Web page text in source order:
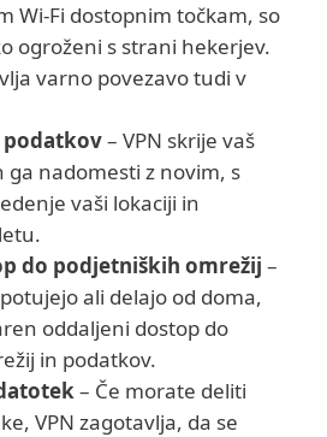
Wi-Fi dostopnim točkam, so
ogroženi s strani hekerjev.
varno povezavo tudi v
podatkov– VPN skrije vaš
ga nadomesti z novim, s
vaši lokaciji in
do podjetniških omrežij –
ali delajo od doma,
oddaljeni dostop do
in podatkov.
– Če morate deliti
VPN zagotavlja, da se